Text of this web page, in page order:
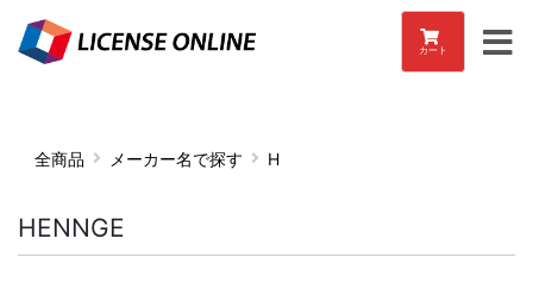
カート
全商品 メーカー名で探す H
HENNGE